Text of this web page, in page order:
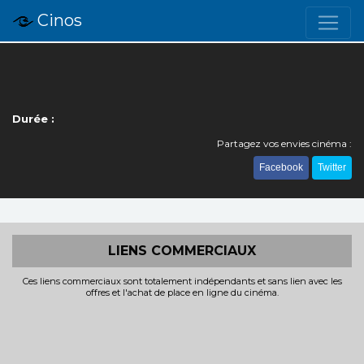
Cinos
Durée :
Partagez vos envies cinéma :
Facebook Twitter
LIENS COMMERCIAUX
Ces liens commerciaux sont totalement indépendants et sans lien avec les
offres et l'achat de place en ligne du cinéma.